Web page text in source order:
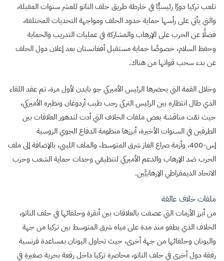
تلعب تركيا دورًا رئيسيًّا في خارطة طريق حلف الناتو للعشر سنوات المقبلة،
والتي يأتي على رأسها حماية حدود الحلف ومواجهة التحديات المختلفة،
فضلًا عن الحرب على الإرهاب والمشاركة في عمليات التدريب والحماية
وحفظ السلام، خصوصًا حماية مستقبل أفغانستان بعد إعلان دول الحلف
عن بدء سحب قواتها من هناك.
وخلال القمة التي يحضرها الرئيس الأميركي جو بايدن لأول مرة، تم عقد اللقاء
الذي طال انتظاره بين الرئيس التركي رجب طيب أردوغان ونظيره الأميركي،
حيث تمّت مناقشة بعض ملفات الخلاف التي أدت لتدهور العلاقات بين
الطرفين في السنوات الأخيرة، أبرزها منظومة الدفاع الجوي الروسية
إس-400، وأزمة صراع الغاز شرق المتوسط، والملف الليبي، بالإضافة إلى ملف
الحرب ضد الإرهاب والدعم الأميركي لتنظيمَي وحدات حماية الشعب وحزب
الاتحاد الديمقراطي الإرهابيَّين.
ملفات خلاف عالقة
من أبرز الأزمات التي عصفت بالعلاقات بين أنقرة وحلفائها في حلف الناتو،
الخلاف الذي يطفو منذ مدة على مياه شرق المتوسط بين تركيا من جهة
واليونان وحلفائها من جهة أخرى، حيث تحاول اليونان بمساعدة فرنسية
رفقة دول أخرى في حلف الناتو، محاصرة تركيا داخل رقعة بحرية صغيرة في